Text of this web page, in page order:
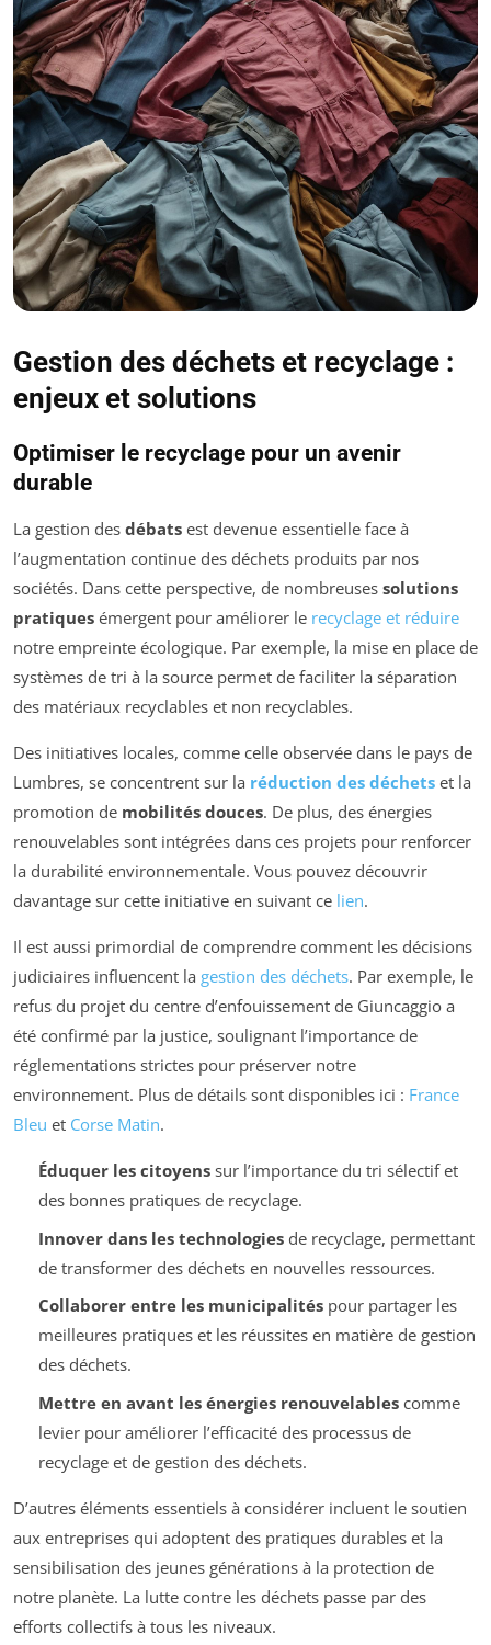
Gestion des déchets et recyclage :
enjeux et solutions
Optimiser le recyclage pour un avenir
durable
La gestion des débats est devenue essentielle face à
l’augmentation continue des déchets produits par nos
sociétés. Dans cette perspective, de nombreuses solutions
pratiques émergent pour améliorer le recyclage et réduire
notre empreinte écologique. Par exemple, la mise en place de
systèmes de tri à la source permet de faciliter la séparation
des matériaux recyclables et non recyclables.
Des initiatives locales, comme celle observée dans le pays de
Lumbres, se concentrent sur la réduction des déchets et la
promotion de mobilités douces. De plus, des énergies
renouvelables sont intégrées dans ces projets pour renforcer
la durabilité environnementale. Vous pouvez découvrir
davantage sur cette initiative en suivant ce lien.
Il est aussi primordial de comprendre comment les décisions
judiciaires influencent la gestion des déchets. Par exemple, le
refus du projet du centre d’enfouissement de Giuncaggio a
été confirmé par la justice, soulignant l’importance de
réglementations strictes pour préserver notre
environnement. Plus de détails sont disponibles ici : France
Bleu et Corse Matin.
Éduquer les citoyenssur l’importance du tri sélectif et
des bonnes pratiques de recyclage.
Innover dans les technologiesde recyclage, permettant
de transformer des déchets en nouvelles ressources.
Collaborer entre les municipalitéspour partager les
meilleures pratiques et les réussites en matière de gestion
des déchets.
Mettre en avant les énergies renouvelablescomme
levier pour améliorer l’efficacité des processus de
recyclage et de gestion des déchets.
D’autres éléments essentiels à considérer incluent le soutien
aux entreprises qui adoptent des pratiques durables et la
sensibilisation des jeunes générations à la protection de
notre planète. La lutte contre les déchets passe par des
efforts collectifs à tous les niveaux.